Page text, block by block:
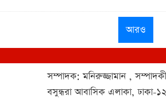
আরও
সম্পাদক: মনিরুজ্জামান ,
বসুন্ধরা আবাসিক এলাকা,